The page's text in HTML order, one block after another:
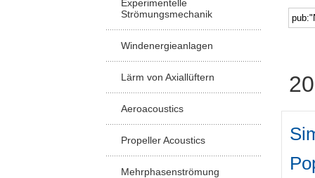
Experimentelle
Strömungsmechanik
Windenergieanlagen
Lärm von Axiallüftern
Aeroacoustics
Propeller Acoustics
Mehrphasenströmung